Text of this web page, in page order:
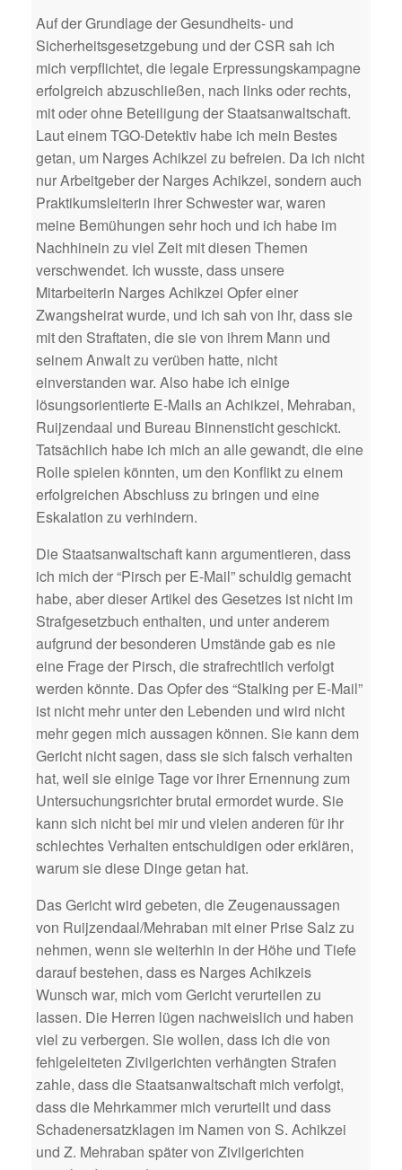
Auf der Grundlage der Gesundheits- und
Sicherheitsgesetzgebung und der CSR sah ich
mich verpflichtet, die legale Erpressungskampagne
erfolgreich abzuschließen, nach links oder rechts,
mit oder ohne Beteiligung der Staatsanwaltschaft.
Laut einem TGO-Detektiv habe ich mein Bestes
getan, um Narges Achikzei zu befreien. Da ich nicht
nur Arbeitgeber der Narges Achikzei, sondern auch
Praktikumsleiterin ihrer Schwester war, waren
meine Bemühungen sehr hoch und ich habe im
Nachhinein zu viel Zeit mit diesen Themen
verschwendet. Ich wusste, dass unsere
Mitarbeiterin Narges Achikzei Opfer einer
Zwangsheirat wurde, und ich sah von ihr, dass sie
mit den Straftaten, die sie von ihrem Mann und
seinem Anwalt zu verüben hatte, nicht
einverstanden war. Also habe ich einige
lösungsorientierte E-Mails an Achikzei, Mehraban,
Ruijzendaal und Bureau Binnensticht geschickt.
Tatsächlich habe ich mich an alle gewandt, die eine
Rolle spielen könnten, um den Konflikt zu einem
erfolgreichen Abschluss zu bringen und eine
Eskalation zu verhindern.
Die Staatsanwaltschaft kann argumentieren, dass
ich mich der “Pirsch per E-Mail” schuldig gemacht
habe, aber dieser Artikel des Gesetzes ist nicht im
Strafgesetzbuch enthalten, und unter anderem
aufgrund der besonderen Umstände gab es nie
eine Frage der Pirsch, die strafrechtlich verfolgt
werden könnte. Das Opfer des “Stalking per E-Mail”
ist nicht mehr unter den Lebenden und wird nicht
mehr gegen mich aussagen können. Sie kann dem
Gericht nicht sagen, dass sie sich falsch verhalten
hat, weil sie einige Tage vor ihrer Ernennung zum
Untersuchungsrichter brutal ermordet wurde. Sie
kann sich nicht bei mir und vielen anderen für ihr
schlechtes Verhalten entschuldigen oder erklären,
warum sie diese Dinge getan hat.
Das Gericht wird gebeten, die Zeugenaussagen
von Ruijzendaal/Mehraban mit einer Prise Salz zu
nehmen, wenn sie weiterhin in der Höhe und Tiefe
darauf bestehen, dass es Narges Achikzeis
Wunsch war, mich vom Gericht verurteilen zu
lassen. Die Herren lügen nachweislich und haben
viel zu verbergen. Sie wollen, dass ich die von
fehlgeleiteten Zivilgerichten verhängten Strafen
zahle, dass die Staatsanwaltschaft mich verfolgt,
dass die Mehrkammer mich verurteilt und dass
Schadenersatzklagen im Namen von S. Achikzei
und Z. Mehraban später von Zivilgerichten